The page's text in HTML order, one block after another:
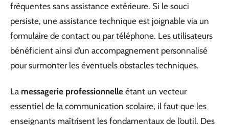
fréquentes sans assistance extérieure. Si le souci
persiste, une assistance technique est joignable via un
formulaire de contact ou par téléphone. Les utilisateurs
bénéficient ainsi d’un accompagnement personnalisé
pour surmonter les éventuels obstacles techniques.
La messagerie professionnelle étant un vecteur
essentiel de la communication scolaire, il faut que les
enseignants maîtrisent les fondamentaux de l’outil. Des